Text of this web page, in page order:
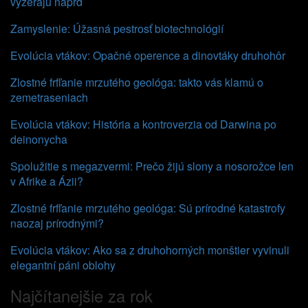
Zamyslenie: Úžasná pestrosť biotechnológií
Evolúcia vtákov: Opačné operence a dinovtáky druhohôr
Zlostné frfľanie mrzutého geológa: takto vás klamú o
zemetraseniach
Evolúcia vtákov: História a kontroverzia od Darwina po
deinonycha
Spolužitie s megazvermi: Prečo žijú slony a nosorožce len
v Afrike a Ázii?
Zlostné frfľanie mrzutého geológa: Sú prírodné katastrofy
naozaj prírodnými?
Evolúcia vtákov: Ako sa z druhohorných monštier vyvinuli
elegantní páni oblohy
Najčítanejšie za rok